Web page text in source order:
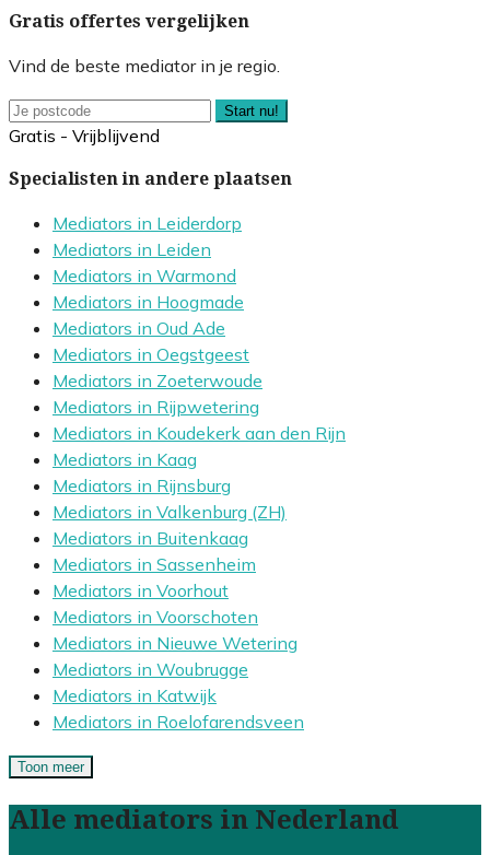
Gratis offertes vergelijken
Vind de beste mediator in je regio.
Start nu!
Gratis - Vrijblijvend
Specialisten in andere plaatsen
Mediators in Leiderdorp
Mediators in Leiden
Mediators in Warmond
Mediators in Hoogmade
Mediators in Oud Ade
Mediators in Oegstgeest
Mediators in Zoeterwoude
Mediators in Rijpwetering
Mediators in Koudekerk aan den Rijn
Mediators in Kaag
Mediators in Rijnsburg
Mediators in Valkenburg (ZH)
Mediators in Buitenkaag
Mediators in Sassenheim
Mediators in Voorhout
Mediators in Voorschoten
Mediators in Nieuwe Wetering
Mediators in Woubrugge
Mediators in Katwijk
Mediators in Roelofarendsveen
Toon meer
Alle mediators in Nederland